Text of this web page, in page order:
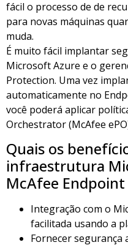
fácil o processo de de
para novas máquinas
muda.
É muito fácil implantar
Microsoft Azure e o
Protection. Uma vez
automaticamente no
você poderá aplicar
Orchestrator (McAfee
Quais os
infraestrutura
McAfee
Integração com o
facilitada usando a
Fornecer segurança